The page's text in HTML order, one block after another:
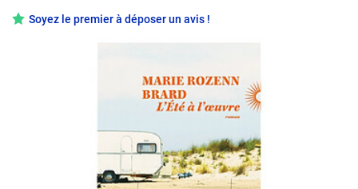
Soyez le premier à déposer un avis !